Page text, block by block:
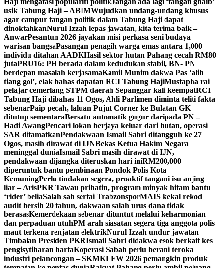
Haji mengatasi populariti politikJangan ada lagi ‘tangan ghaib’
usik Tabung Haji – ABIMWujudkan undang-undang khusus
agar campur tangan politik dalam Tabung Haji dapat
dinoktahkanNurul Izzah lepas jawatan, kita terima baik –
AnwarPesantun 2026 jayakan misi perkasa seni budaya
warisan bangsaPasangan penagih warga emas antara 1,000
individu ditahan AADKHasil sektor hutan Pahang cecah RM80
jutaPRU16: PH berada dalam kedudukan stabil, BN- PN
berdepan masalah kerjasamaKamil Munim dakwa Pas ‘alih
tiang gol’, elak bahas dapatan RCI Tabung HajiMustapha rai
pelajar cemerlang STPM daerah Sepanggar kali keempatRCI
Tabung Haji dibahas 11 Ogos, Ahli Parlimen diminta teliti fakta
sebenarPaip pecah, laluan Pujut Corner ke Bulatan GK
ditutup sementaraBersatu automatik gugur daripada PN –
Hadi AwangPencari lokan berjaya keluar dari hutan, operasi
SAR ditamatkanPendakwaan Ismail Sabri ditangguh ke 27
Ogos, masih dirawat di IJNBekas Ketua Hakim Negara
meninggal duniaIsmail Sabri masih dirawat di IJN,
pendakwaan dijangka diteruskan hari iniRM200,000
diperuntuk bantu pembinaan Pondok Polis Kota
KemuningPerlu tindakan segera, proaktif tangani isu anjing
liar – ArisPKR Tawau prihatin, program minyak hitam bantu
‘rider’ beliaSalah sah sertai TrabzonsporMAIS kekal rekod
audit bersih 20 tahun, dakwaan salah urus dana tidak
berasasKemerdekaan sebenar dituntut melalui keharmonian
dan perpaduan utuhPM arah siasatan segera tiga anggota polis
maut terkena renjatan elektrikNurul Izzah undur jawatan
Timbalan Presiden PKRIsmail Sabri didakwa esok berkait kes
pengisytiharan hartaKoperasi Sabah perlu berani teroka
industri pelancongan – SKMKLFW 2026 pemangkin produk